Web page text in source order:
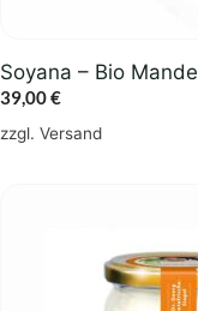
Soyana – Bio
39,00€
zzgl. Versand